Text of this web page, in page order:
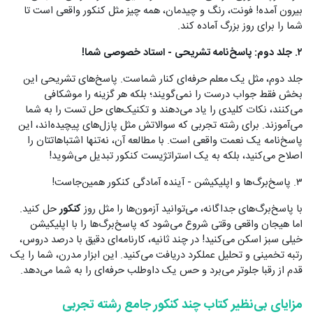
بیرون آمده! فونت، رنگ و چیدمان، همه چیز مثل کنکور واقعی است تا
شما را برای روز بزرگ آماده کند.
۲. جلد دوم: پاسخ‌نامه تشریحی - استاد خصوصی شما!
جلد دوم، مثل یک معلم حرفه‌ای کنار شماست. پاسخ‌های تشریحی این
بخش فقط جواب درست را نمی‌گویند؛ بلکه هر گزینه را موشکافی
می‌کنند، نکات کلیدی را یاد می‌دهند و تکنیک‌های حل تست را به شما
می‌آموزند. برای رشته تجربی که سوالاتش مثل پازل‌های پیچیده‌اند، این
پاسخ‌نامه یک نعمت واقعی است. با مطالعه آن، نه‌تنها اشتباهاتتان را
اصلاح می‌کنید، بلکه به یک استراتژیست کنکور تبدیل می‌شوید!
۳. پاسخ‌برگ‌ها و اپلیکیشن - آینده آمادگی کنکور همین‌جاست!
با پاسخ‌برگ‌های جداگانه، می‌توانید آزمون‌ها را مثل روزکنکورحل کنید.
اما هیجان واقعی وقتی شروع می‌شود که پاسخ‌برگ‌ها را با اپلیکیشن
خیلی سبز اسکن می‌کنید! در چند ثانیه، کارنامه‌ای دقیق با درصد دروس،
رتبه تخمینی و تحلیل عملکرد دریافت می‌کنید. این ابزار مدرن، شما را یک
قدم از رقبا جلوتر می‌برد و حس یک داوطلب حرفه‌ای را به شما می‌دهد.
مزایای بی‌نظیر کتاب چند کنکور جامع رشته تجربی